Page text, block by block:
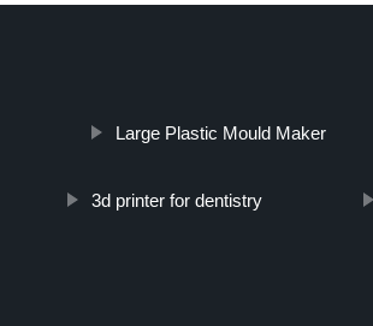
Large Plastic Mould Maker
3d printer for dentistry